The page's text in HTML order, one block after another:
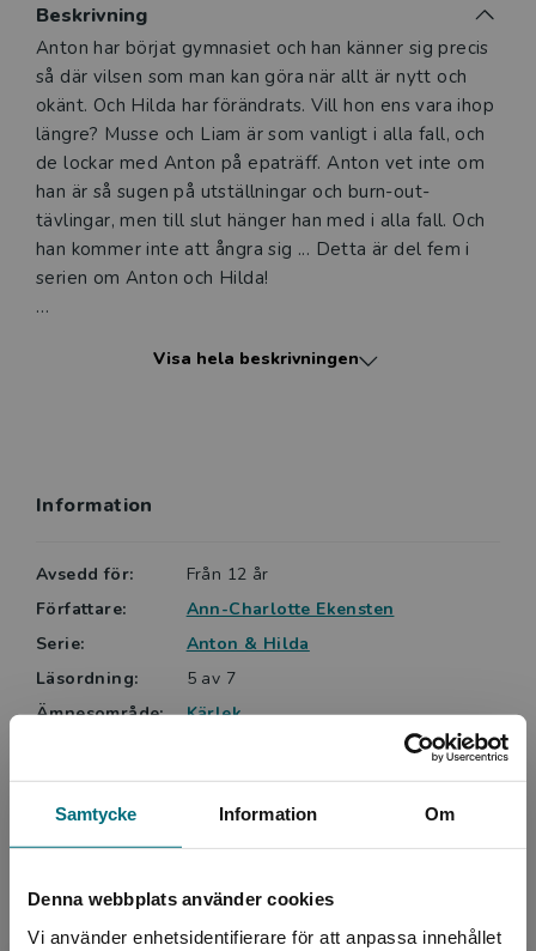
Samtycke Information Om
Denna webbplats använder cookies
Vi använder enhetsidentifierare för att anpassa innehållet
Beskrivning
Beskrivning
Anton har börjat gymnasiet och han känner sig precis
så där vilsen som man kan göra när allt är nytt och
okänt. Och Hilda har förändrats. Vill hon ens vara ihop
längre? Musse och Liam är som vanligt i alla fall, och
de lockar med Anton på epaträff. Anton vet inte om
han är så sugen på utställningar och burn-out-
tävlingar, men till slut hänger han med i alla fall. Och
han kommer inte att ångra sig ... Detta är del fem i
serien om Anton och Hilda!
alltid ett lättare språk och ett innehåll anpassat för
Visa hela beskrivningen
Information
Avsedd för:
Från 12 år
Författare:
Ann-Charlotte Ekensten
Serie:
Anton & Hilda
Läsordning:
5 av 7
Ämnesområde:
Kärlek
ISBN:
9789180774659
Utgivningsår:
2024